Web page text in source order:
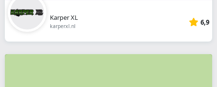
Karper XL
karperxl.nl 6,9